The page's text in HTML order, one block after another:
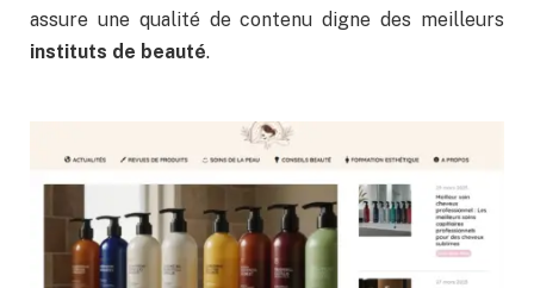
assure une qualité de contenu digne des meilleurs
instituts de beauté.